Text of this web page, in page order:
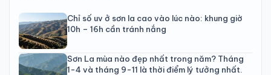
Chỉ số uv ở sơn la cao vào lúc nào: khung giờ
10h – 16h cần tránh nắng
Sơn La mùa nào đẹp nhất trong năm? Tháng
1-4 và tháng 9-11 là thời điểm lý tưởng nhất.